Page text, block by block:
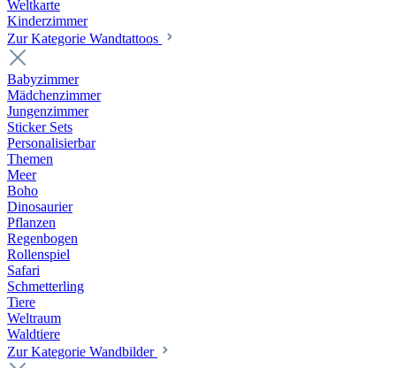
Weltkarte
Kinderzimmer
Zur Kategorie Wandtattoos
Babyzimmer
Mädchenzimmer
Jungenzimmer
Sticker Sets
Personalisierbar
Themen
Meer
Boho
Dinosaurier
Pflanzen
Regenbogen
Rollenspiel
Safari
Schmetterling
Tiere
Weltraum
Waldtiere
Zur Kategorie Wandbilder